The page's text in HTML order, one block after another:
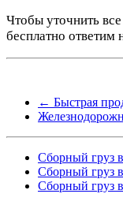
Чтобы уточнить
бесплатно
← Быстрая
Сборный груз
Сборный груз
Сборный груз